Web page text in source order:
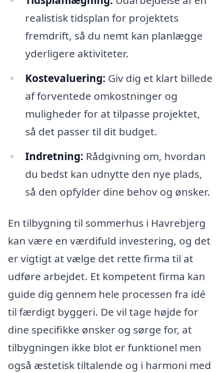
realistisk tidsplan for projektets
fremdrift, så du nemt kan planlægge
yderligere aktiviteter.
Kostevaluering: Giv dig et klart billede
af forventede omkostninger og
muligheder for at tilpasse projektet,
så det passer til dit budget.
Indretning: Rådgivning om, hvordan
du bedst kan udnytte den nye plads,
så den opfylder dine behov og ønsker.
En tilbygning til sommerhus i Havrebjerg
kan være en værdifuld investering, og det
er vigtigt at vælge det rette firma til at
udføre arbejdet. Et kompetent firma kan
guide dig gennem hele processen fra idé
til færdigt byggeri. De vil tage højde for
dine specifikke ønsker og sørge for, at
tilbygningen ikke blot er funktionel men
også æstetisk tiltalende og i harmoni med